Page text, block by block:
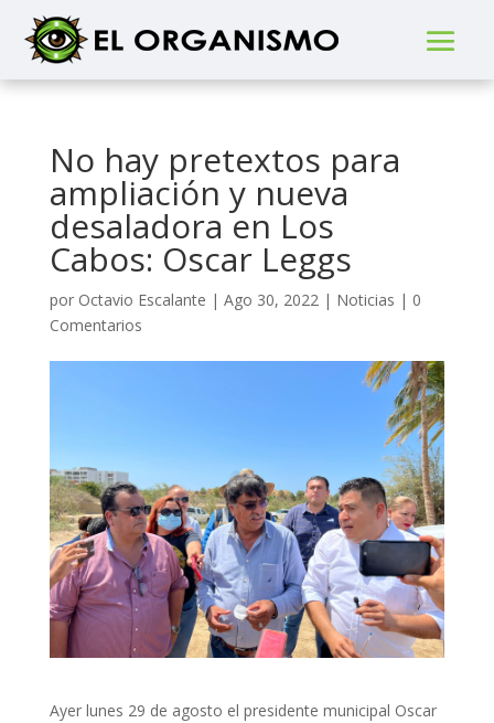
No hay pretextos para
ampliación y nueva
desaladora en Los
Cabos: Oscar Leggs
por Octavio Escalante | Ago 30, 2022| Noticias | 0
Comentarios
Ayer lunes 29 de agosto el presidente municipal Oscar